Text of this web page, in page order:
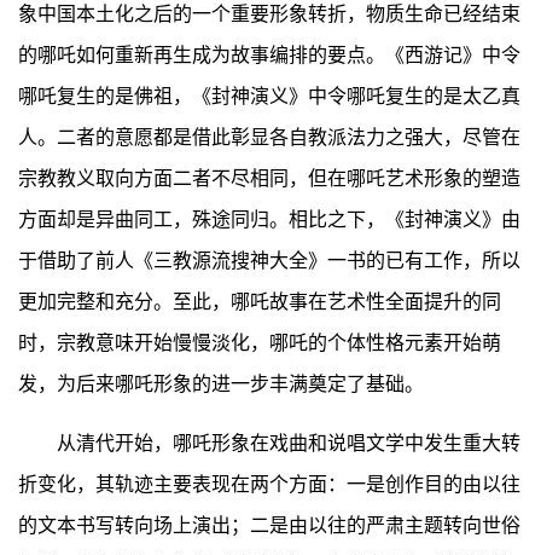
象中国本土化之后的一个重要形象转折，物质生命已经结束
的哪吒如何重新再生成为故事编排的要点。《西游记》中令
哪吒复生的是佛祖，《封神演义》中令哪吒复生的是太乙真
人。二者的意愿都是借此彰显各自教派法力之强大，尽管在
宗教教义取向方面二者不尽相同，但在哪吒艺术形象的塑造
方面却是异曲同工，殊途同归。相比之下，《封神演义》由
于借助了前人《三教源流搜神大全》一书的已有工作，所以
更加完整和充分。至此，哪吒故事在艺术性全面提升的同
时，宗教意味开始慢慢淡化，哪吒的个体性格元素开始萌
发，为后来哪吒形象的进一步丰满奠定了基础。
从清代开始，哪吒形象在戏曲和说唱文学中发生重大转
折变化，其轨迹主要表现在两个方面：一是创作目的由以往
的文本书写转向场上演出；二是由以往的严肃主题转向世俗